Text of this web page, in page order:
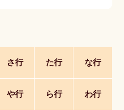
さ行 た行 な行
や行 ら行 わ行